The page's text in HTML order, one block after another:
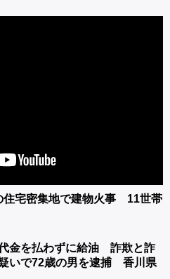
住宅密集地で建物火事 11世帯
金を払わずに給油 詐欺と詐
いで72歳の男を逮捕 香川県